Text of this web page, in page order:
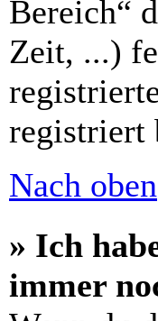
Bereich“
Zeit, ...)
registriert
Nach oben
» Ich
immer